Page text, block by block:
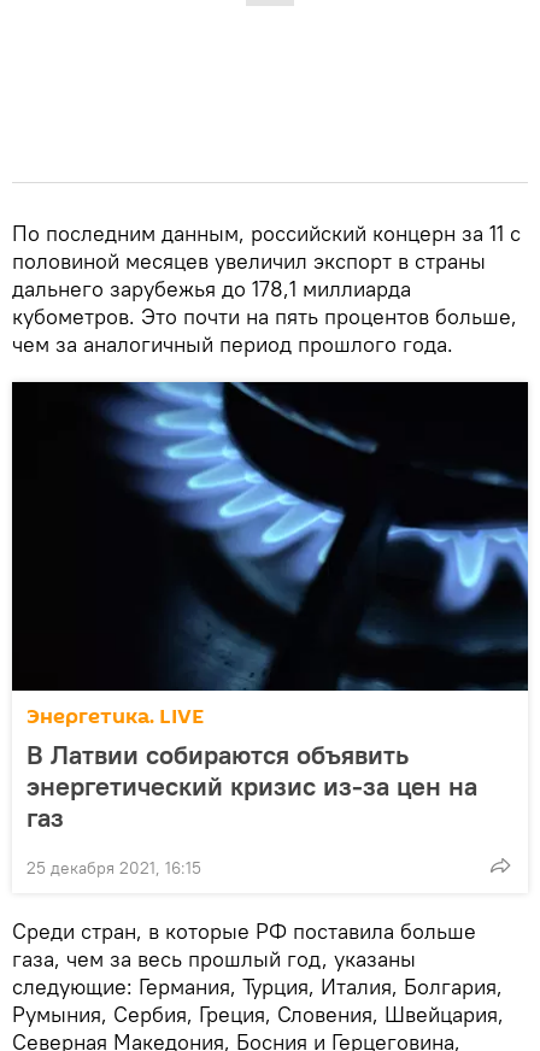
По последним данным, российский концерн за 11 с
половиной месяцев увеличил экспорт в страны
дальнего зарубежья до 178,1 миллиарда
кубометров. Это почти на пять процентов больше,
чем за аналогичный период прошлого года.
Энергетика. LIVE
В Латвии собираются объявить
энергетический кризис из-за цен на
газ
25 декабря 2021, 16:15
Среди стран, в которые РФ поставила больше
газа, чем за весь прошлый год, указаны
следующие: Германия, Турция, Италия, Болгария,
Румыния, Сербия, Греция, Словения, Швейцария,
Северная Македония, Босния и Герцеговина,